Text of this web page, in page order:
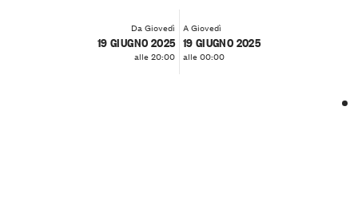
Da Giovedì
19 GIUGNO 2025
alle 20:00
A Giovedì
19 GIUGNO 2025
alle 00:00